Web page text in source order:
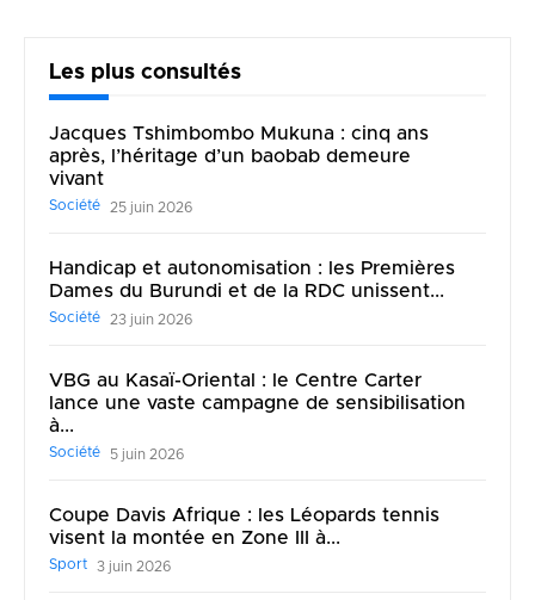
Les plus consultés
Jacques Tshimbombo Mukuna : cinq ans
après, l’héritage d’un baobab demeure
vivant
Société 25 juin 2026
Handicap et autonomisation : les Premières
Dames du Burundi et de la RDC unissent...
Société 23 juin 2026
VBG au Kasaï-Oriental : le Centre Carter
lance une vaste campagne de sensibilisation
à...
Société 5 juin 2026
Coupe Davis Afrique : les Léopards tennis
visent la montée en Zone III à...
Sport 3 juin 2026